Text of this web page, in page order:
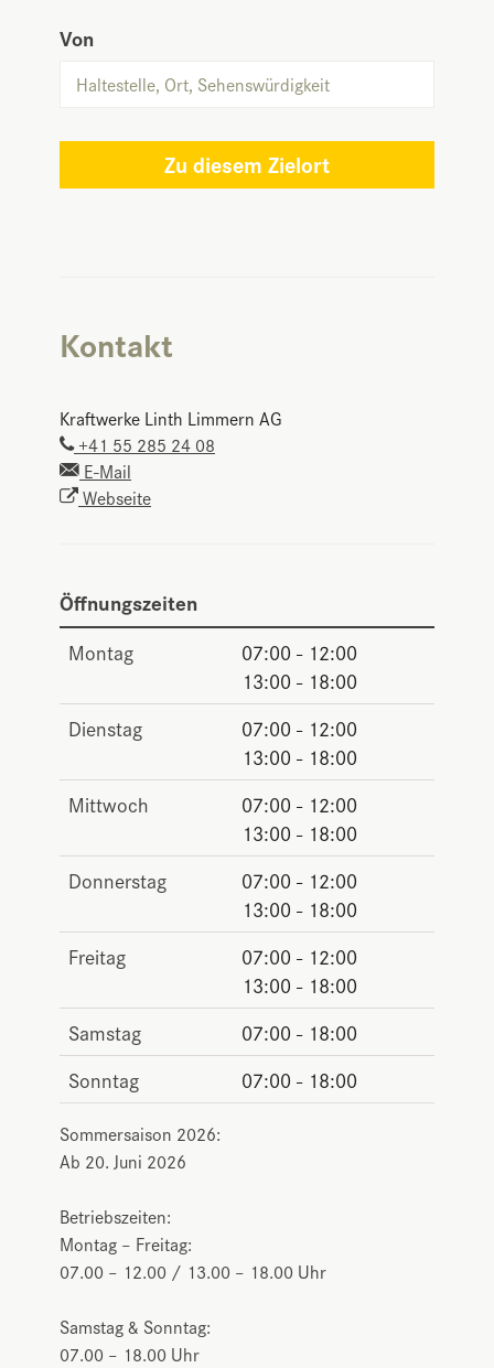
Von
Zu diesem Zielort
Kontakt
Kraftwerke Linth Limmern AG
+41 55 285 24 08
E-Mail
Webseite
Öffnungszeiten
Montag
07:00 - 12:00
13:00 - 18:00
Dienstag
07:00 - 12:00
13:00 - 18:00
Mittwoch
07:00 - 12:00
13:00 - 18:00
Donnerstag
07:00 - 12:00
13:00 - 18:00
Freitag
07:00 - 12:00
13:00 - 18:00
Samstag
07:00 - 18:00
Sonntag
07:00 - 18:00
Sommersaison 2026:
Ab 20. Juni 2026
Betriebszeiten:
Montag – Freitag:
07.00 – 12.00 / 13.00 – 18.00 Uhr
Samstag & Sonntag:
07.00 – 18.00 Uhr